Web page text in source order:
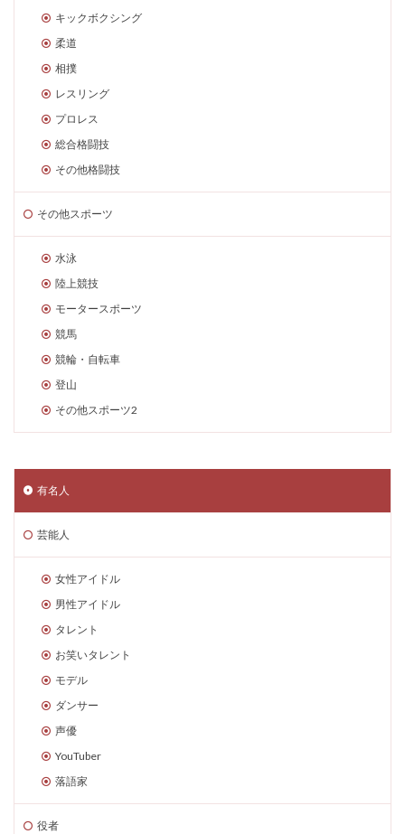
キックボクシング
柔道
相撲
レスリング
プロレス
総合格闘技
その他格闘技
その他スポーツ
水泳
陸上競技
モータースポーツ
競馬
競輪・自転車
登山
その他スポーツ2
有名人
芸能人
女性アイドル
男性アイドル
タレント
お笑いタレント
モデル
ダンサー
声優
YouTuber
落語家
役者